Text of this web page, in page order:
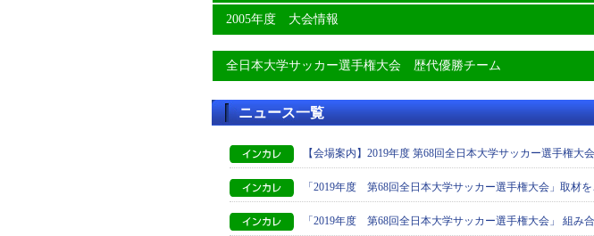
2005年度 大会情報
全日本大学サッカー選手権大会 歴代優勝チーム
ニュース一覧
【会場案内】2019年度 第68回全日本大学サッカー選手権大会
「2019年度 第68回全日本大学サッカー選手権大会」取材
「2019年度 第68回全日本大学サッカー選手権大会」 組み